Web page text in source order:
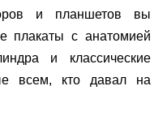
и планшетов вы
плакаты с анатомией
и классические
всем, кто давал на